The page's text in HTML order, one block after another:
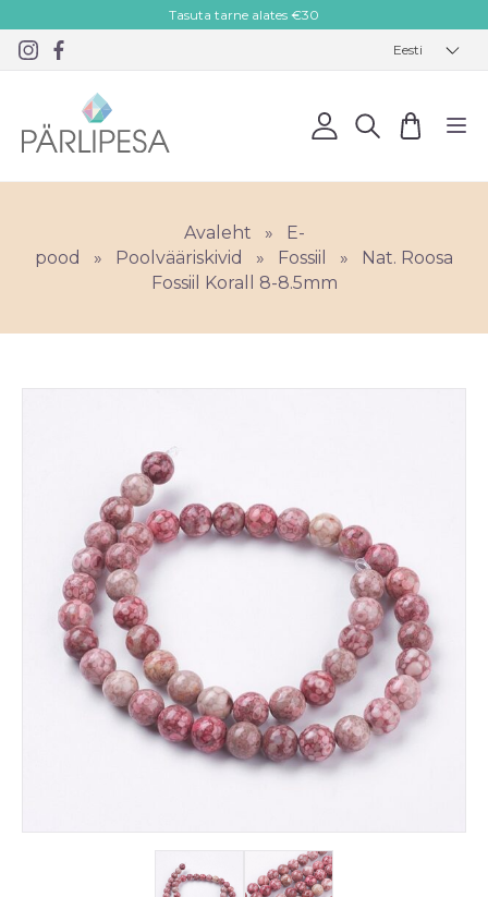
Tasuta tarne alates €30
Eesti
Avaleht »
E-
pood
» Poolvääriskivid » Fossiil »
Nat. Roosa
Fossiil Korall 8-8.5mm